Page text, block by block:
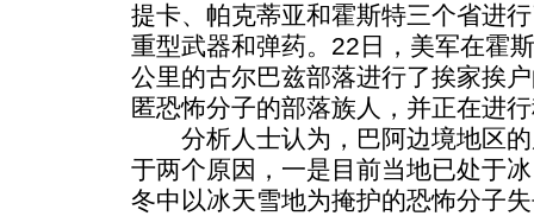
提卡、帕克蒂亚和霍斯特三个省进
重型武器和弹药。22日，美军在霍
公里的古尔巴兹部落进行了挨家挨
匿恐怖分子的部落族人，并正在进
分析人士认为，巴阿边境地区的
于两个原因，一是目前当地已处于
冬中以冰天雪地为掩护的恐怖分子